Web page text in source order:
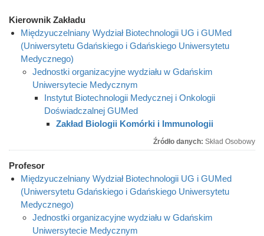
Kierownik Zakładu
Międzyuczelniany Wydział Biotechnologii UG i GUMed
(Uniwersytetu Gdańskiego i Gdańskiego Uniwersytetu
Medycznego)
Jednostki organizacyjne wydziału w Gdańskim
Uniwersytecie Medycznym
Instytut Biotechnologii Medycznej i Onkologii
Doświadczalnej GUMed
Zakład Biologii Komórki i Immunologii
Źródło danych: Skład Osobowy
Profesor
Międzyuczelniany Wydział Biotechnologii UG i GUMed
(Uniwersytetu Gdańskiego i Gdańskiego Uniwersytetu
Medycznego)
Jednostki organizacyjne wydziału w Gdańskim
Uniwersytecie Medycznym